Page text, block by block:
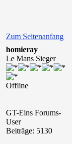
Zum Seitenanfang
homieray
Le Mans Sieger
Offline
GT-Eins Forums-
User
Beiträge: 5130